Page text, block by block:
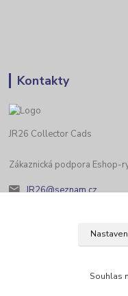
Kontakty
JR26 Collector Cads
Zákaznická podpora Eshop-
JR26@seznam.cz
Souhlas